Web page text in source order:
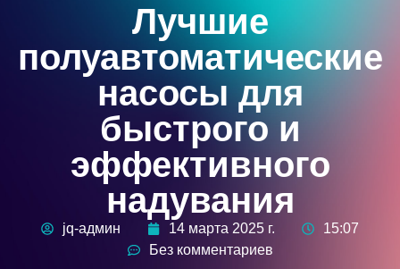
Лучшие
полуавтоматические
насосы для
быстрого и
эффективного
надувания
jq-админ 14 марта 2025 г.
15:07
Без комментариев